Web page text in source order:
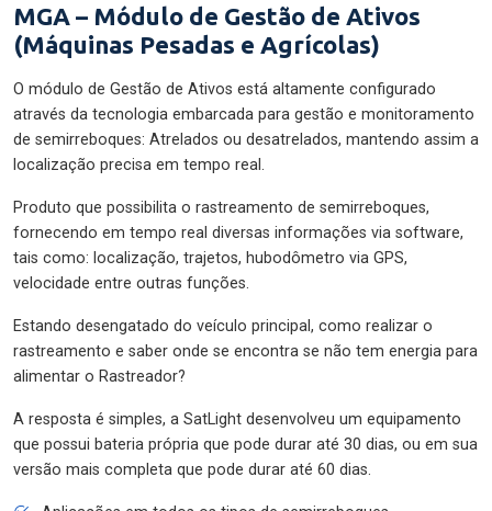
MGA – Módulo de Gestão de Ativos
(Máquinas Pesadas e Agrícolas)
O módulo de Gestão de Ativos está altamente configurado
através da tecnologia embarcada para gestão e monitoramento
de semirreboques: Atrelados ou desatrelados, mantendo assim a
localização precisa em tempo real.
Produto que possibilita o rastreamento de semirreboques,
fornecendo em tempo real diversas informações via software,
tais como: localização, trajetos, hubodômetro via GPS,
velocidade entre outras funções.
Estando desengatado do veículo principal, como realizar o
rastreamento e saber onde se encontra se não tem energia para
alimentar o Rastreador?
A resposta é simples, a SatLight desenvolveu um equipamento
que possui bateria própria que pode durar até 30 dias, ou em sua
versão mais completa que pode durar até 60 dias.